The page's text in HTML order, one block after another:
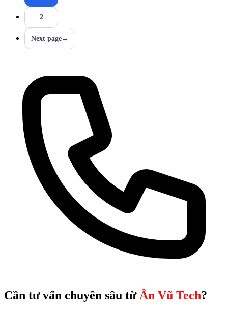
2
Next page→
Cần tư vấn chuyên sâu từÂn Vũ Tech?